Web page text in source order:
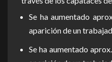
Se ha aumentado
aparición de un
Se ha aumentado